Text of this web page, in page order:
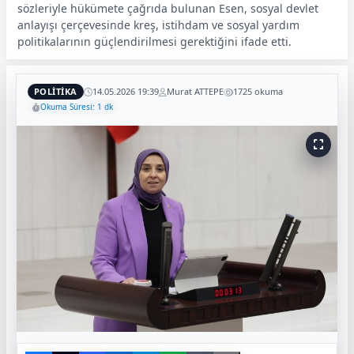
sözleriyle hükümete çağrıda bulunan Esen, sosyal devlet
anlayışı çerçevesinde kreş, istihdam ve sosyal yardım
politikalarının güçlendirilmesi gerektiğini ifade etti.
POLİTİKA 14.05.2026 19:39 Murat ATTEPE 1725 okuma
Okuma Süresi: 1 dk